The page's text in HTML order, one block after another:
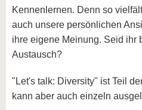
Kennenlernen. Denn so
auch unsere persönlichen
ihre eigene Meinung. Seid ihr
Austausch?
"Let's talk: Diversity" ist Teil
kann aber auch einzeln